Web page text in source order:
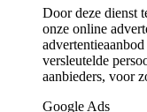
Door deze dienst
onze online
versleutelde
aanbieders, voor
Google Ads